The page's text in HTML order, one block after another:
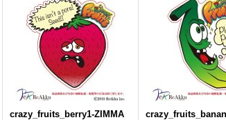
crazy_fruits_berry1-ZIMMA